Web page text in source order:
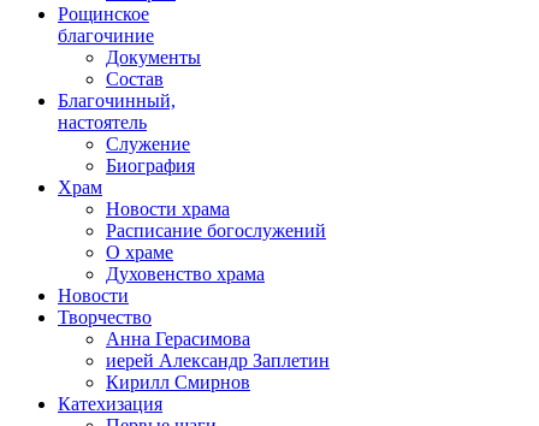
Рощинское
благочиние
Документы
Состав
Благочинный,
настоятель
Служение
Биография
Храм
Новости храма
Расписание богослужений
О храме
Духовенство храма
Новости
Творчество
Анна Герасимова
иерей Александр Заплетин
Кирилл Смирнов
Катехизация